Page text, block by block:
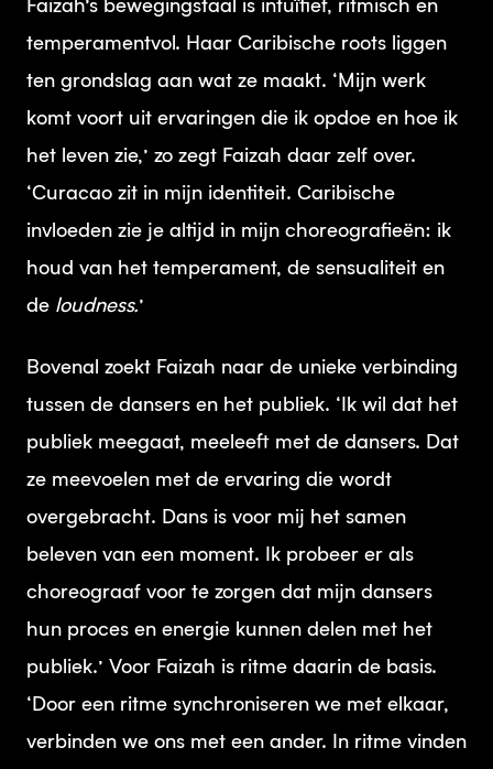
Faizah’s bewegingstaal is intuïtief, ritmisch en
temperamentvol. Haar Caribische roots liggen
ten grondslag aan wat ze maakt. ‘Mijn werk
komt voort uit ervaringen die ik opdoe en hoe ik
het leven zie,’ zo zegt Faizah daar zelf over.
‘Curacao zit in mijn identiteit. Caribische
invloeden zie je altijd in mijn choreografieën: ik
houd van het temperament, de sensualiteit en
de loudness.’
Bovenal zoekt Faizah naar de unieke verbinding
tussen de dansers en het publiek. ‘Ik wil dat het
publiek meegaat, meeleeft met de dansers. Dat
ze meevoelen met de ervaring die wordt
overgebracht. Dans is voor mij het samen
beleven van een moment. Ik probeer er als
choreograaf voor te zorgen dat mijn dansers
hun proces en energie kunnen delen met het
publiek.’ Voor Faizah is ritme daarin de basis.
‘Door een ritme synchroniseren we met elkaar,
verbinden we ons met een ander. In ritme vinden